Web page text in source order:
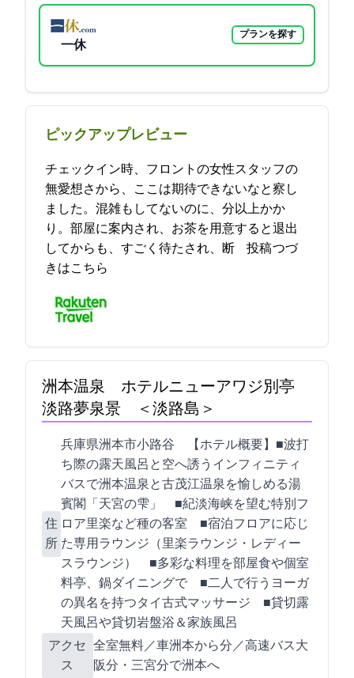
一休
プランを探す
ピックアップレビュー
チェックイン時、フロントの女性スタッフの
無愛想さから、ここは期待できないなと察し
ました。混雑もしてないのに、30分以上かか
り。部屋に案内され、お茶を用意すると退出
してからも、すごく待たされ、断… 2021-11-13 09:23:01投稿つづ
きはこちら
洲本温泉 ホテルニューアワジ別亭
淡路夢泉景 ＜淡路島＞
住
所
兵庫県洲本市小路谷1052-2 【ホテル概要】■波打
ち際の露天風呂と空へ誘うインフィニティ
バスで洲本温泉と古茂江温泉を愉しめる湯
賓閣「天宮の雫」 ■紀淡海峡を望む特別フ
ロア里楽など13種の客室 ■宿泊フロアに応じ
た専用ラウンジ（里楽ラウンジ・レディー
スラウンジ） ■多彩な料理を部屋食や個室
料亭、鍋ダイニングで ■二人で行うヨーガ
の異名を持つタイ古式マッサージ ■貸切露
天風呂や貸切岩盤浴＆家族風呂
アクセ
ス
全室WiFi無料／車:洲本ICから15分／高速バス:大
阪120分・三宮80分で洲本BCへ